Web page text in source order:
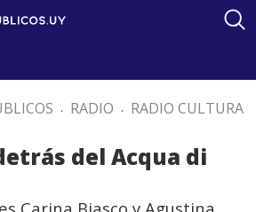
. RADIO . RADIO CULTURA
del Acqua di